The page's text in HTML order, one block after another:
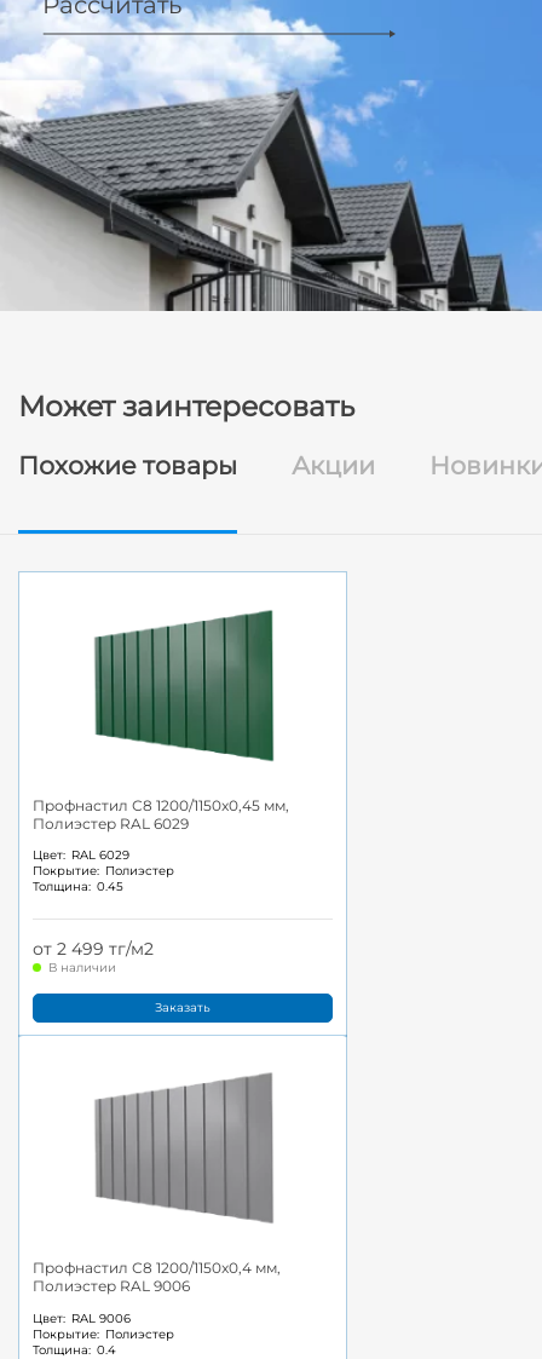
Может заинтересовать
Похожие товары Акции
Профнастил С8 1200/1150x0,45 мм,
Полиэстер RAL 6029
Цвет: RAL 6029
Покрытие: Полиэстер
Толщина: 0.45
от 2 499 тг/м2
В наличии
Заказать
Профнастил С8 1200/1150x0,4 мм,
Полиэстер RAL 9006
Цвет: RAL 9006
Покрытие: Полиэстер
Толщина: 0.4